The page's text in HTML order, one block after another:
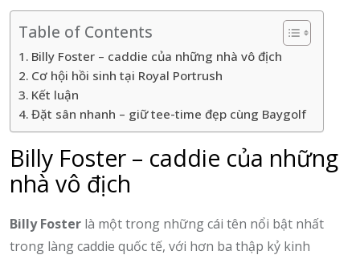
Table of Contents
Billy Foster – caddie của những nhà vô địch
Cơ hội hồi sinh tại Royal Portrush
Kết luận
Đặt sân nhanh – giữ tee-time đẹp cùng Baygolf
Billy Foster – caddie của những
nhà vô địch
Billy Foster là một trong những cái tên nổi bật nhất
trong làng caddie quốc tế, với hơn ba thập kỷ kinh